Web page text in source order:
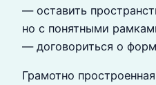
— оставить
но с понятными
— договориться о
Грамотно